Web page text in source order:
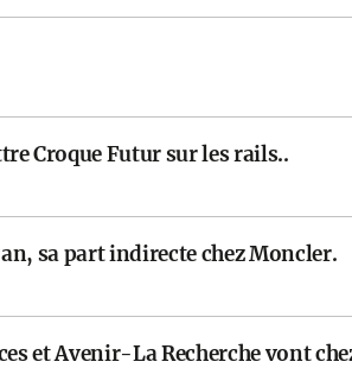
Croque Futur sur les rails..
sa part indirecte chez Moncler.
et Avenir-La Recherche vont